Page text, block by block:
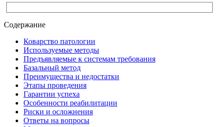
Содержание
Коварство патологии
Используемые методы
Предъявляемые к системам требования
Базальный метод
Преимущества и недостатки
Этапы проведения
Гарантии успеха
Особенности реабилитации
Риски и осложнения
Ответы на вопросы